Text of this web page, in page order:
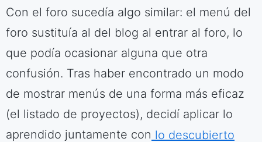
Con el foro sucedía algo similar: el menú del
foro sustituía al del blog al entrar al foro, lo
que podía ocasionar alguna que otra
confusión. Tras haber encontrado un modo
de mostrar menús de una forma más eficaz
(el listado de proyectos), decidí aplicar lo
aprendido juntamente con lo descubierto